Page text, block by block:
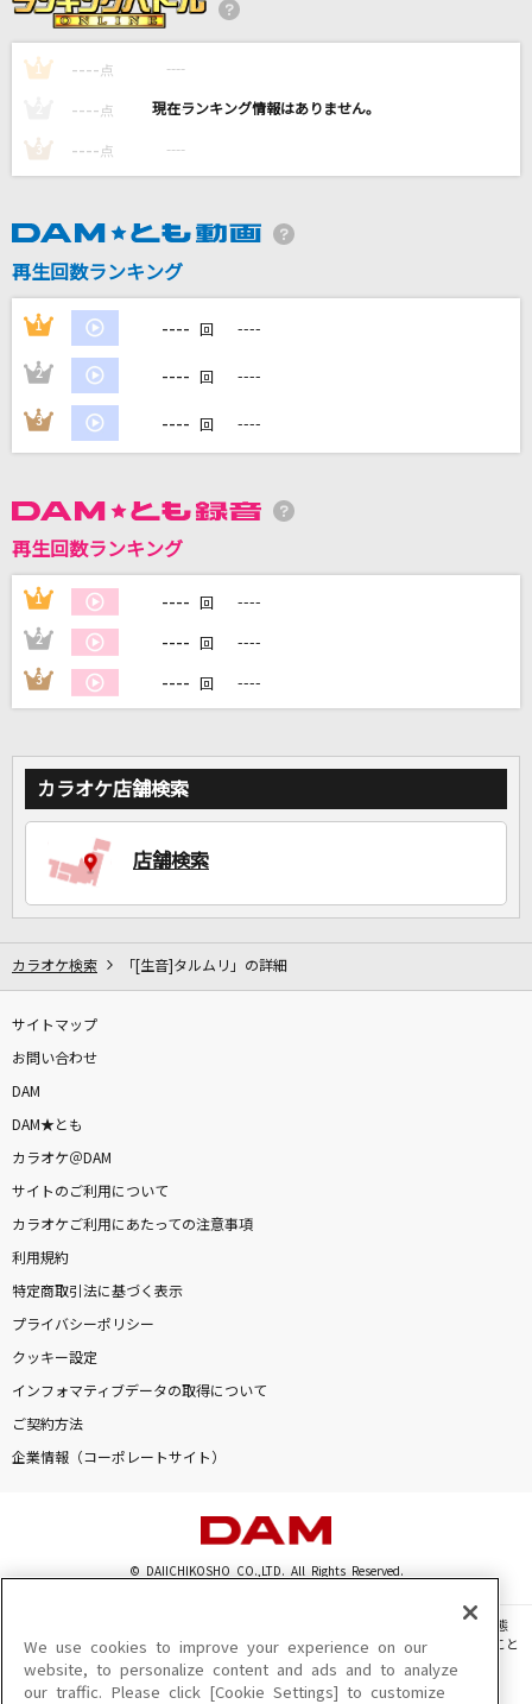
ハナミズキ
一青 窈
Mrs. GREEN APPLE
Janne Da Arc
[生音]I LOVE YOU
尾崎豊
Philosophyz
水谷瑠奈(NanosizeMir)
DAMの新曲・ランキングなど
DAMに会員登録・ログインして
自宅でカラオケ歌い放題！
1 ---- 点 ----
---- 点 ----
3 ---- 点 ----
再生回数ランキング
1 ---- 回 ----
2 ---- 回 ----
3 ---- 回 ----
再生回数ランキング
1 ---- 回 ----
2 ---- 回 ----
3 ---- 回 ----
カラオケ店舗検索
店舗検索
カラオケ検索 「[生音]タルムリ」の詳細
サイトマップ
お問い合わせ
DAM
DAM★とも
カラオケ＠DAM
サイトのご利用について
カラオケご利用にあたっての注意事項
利用規約
特定商取引法に基づく表示
プライバシーポリシー
クッキー設定
インフォマティブデータの取得について
ご契約方法
企業情報（コーポレートサイト）
© DAIICHIKOSHO CO.,LTD. All Rights Reserved.
このサイトに掲載されている一切の文章・画像・写真・動画・音声等を、手段や形態
を問わず、著作権法の定める範囲を超えて無断で複製、転載、ファイル化などすること
を禁じます。
楽曲及びコンテンツは、機種によりご利用いただけない場合があります。
We use cookies to improve your experience on our
website, to personalize content and ads and to analyze
our traffic. Please click [Cookie Settings] to customize